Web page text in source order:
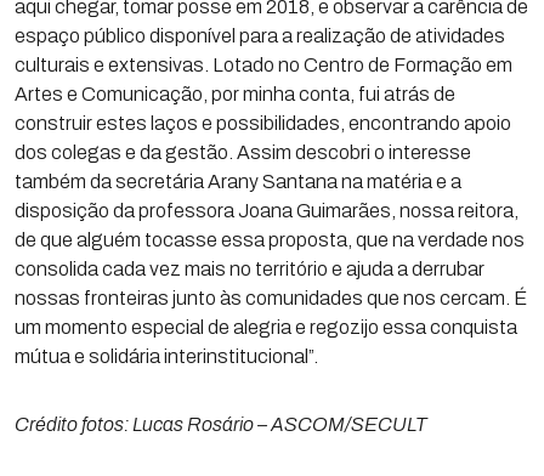
aqui chegar, tomar posse em 2018, e observar a carência de
espaço público disponível para a realização de atividades
culturais e extensivas. Lotado no Centro de Formação em
Artes e Comunicação, por minha conta, fui atrás de
construir estes laços e possibilidades, encontrando apoio
dos colegas e da gestão. Assim descobri o interesse
também da secretária Arany Santana na matéria e a
disposição da professora Joana Guimarães, nossa reitora,
de que alguém tocasse essa proposta, que na verdade nos
consolida cada vez mais no território e ajuda a derrubar
nossas fronteiras junto às comunidades que nos cercam. É
um momento especial de alegria e regozijo essa conquista
mútua e solidária interinstitucional”.
Crédito fotos: Lucas Rosário – ASCOM/SECULT